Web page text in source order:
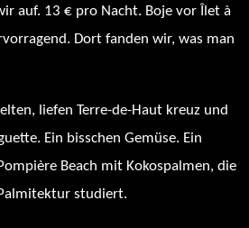
auf. 13 € pro Nacht. Boje vor Îlet à
Dort fanden wir, was man
liefen Terre-de-Haut kreuz und
Ein bisschen Gemüse. Ein
Beach mit Kokospalmen, die
studiert.